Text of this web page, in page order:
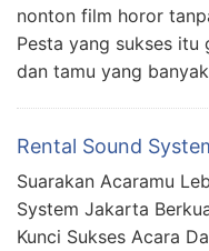
nonton film horor
Pesta yang sukses itu
dan tamu yang
Rental Sound
Suarakan Acaramu
System Jakarta
Kunci Sukses Acara